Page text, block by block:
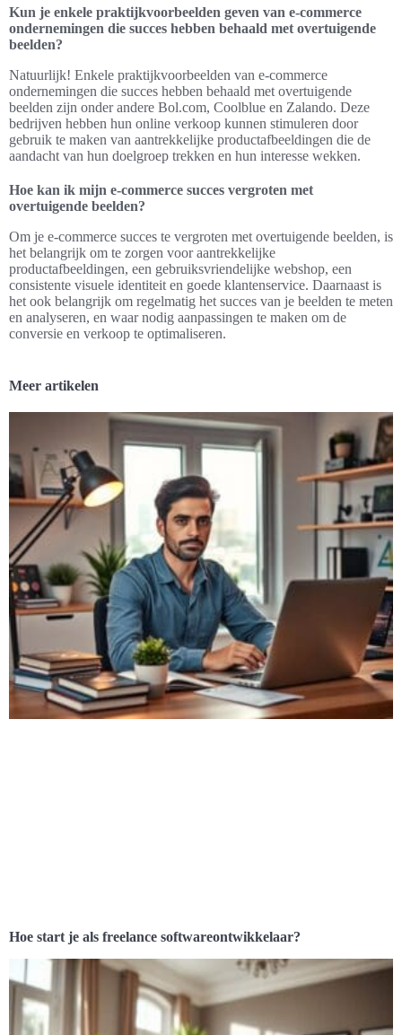
Kun je enkele praktijkvoorbeelden geven van e-commerce
ondernemingen die succes hebben behaald met overtuigende
beelden?
Natuurlijk! Enkele praktijkvoorbeelden van e-commerce
ondernemingen die succes hebben behaald met overtuigende
beelden zijn onder andere Bol.com, Coolblue en Zalando. Deze
bedrijven hebben hun online verkoop kunnen stimuleren door
gebruik te maken van aantrekkelijke productafbeeldingen die de
aandacht van hun doelgroep trekken en hun interesse wekken.
Hoe kan ik mijn e-commerce succes vergroten met
overtuigende beelden?
Om je e-commerce succes te vergroten met overtuigende beelden, is
het belangrijk om te zorgen voor aantrekkelijke
productafbeeldingen, een gebruiksvriendelijke webshop, een
consistente visuele identiteit en goede klantenservice. Daarnaast is
het ook belangrijk om regelmatig het succes van je beelden te meten
en analyseren, en waar nodig aanpassingen te maken om de
conversie en verkoop te optimaliseren.
Meer artikelen
Hoe start je als freelance softwareontwikkelaar?